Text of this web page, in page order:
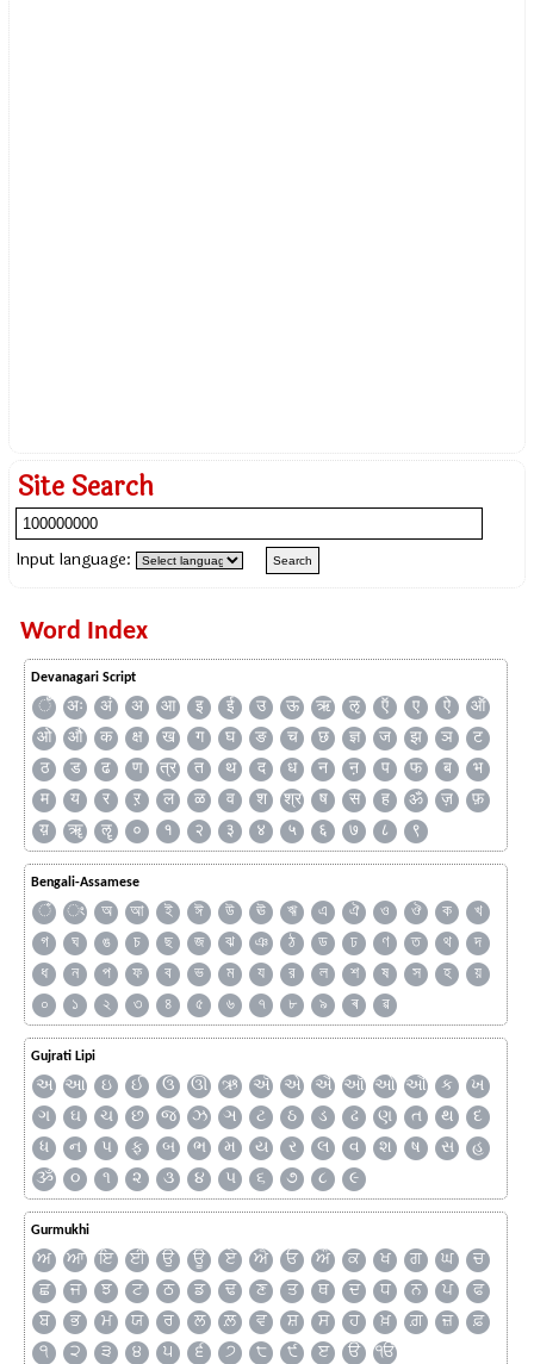
Site Search
Input language:
Word Index
Devanagari Script
ँ अः अं अ आ इ ई उ ऊ ऋ ऌ ऍ ए ऐ
ऑ
ओ
औ क क्ष ख ग घ ङ च छ ज्ञ ज झ ञ
ट
ठ
ड ढ ण त्र त थ द ध न ऩ प फ ब
भ
म
य र ऱ ल ळ व श श्र ष स ह ॐ ज़
फ़
य़
ॠ ॡ ० १ २ ३ ४ ५ ६ ७ ८ ९
Bengali-Assamese
ঁ ং অ আ ই ঈ উ ঊ ঋ এ ঐ ও ঔ ক
খ
গ
ঘ ঙ চ ছ জ ঝ ঞ ঠ ড ঢ ণ ত থ
দ
ধ
ন প ফ ব ভ ম য র ল শ ষ স হ
য়
০
১ ২ ৩ ৪ ৫ ৬ ৭ ৮ ৯ ৰ ৱ
Gujrati Lipi
અ આ ઇ ઈ ઉ ઊ ઋ ઍ એ ઐ ઑ ઓ ઔ ક
ખ
ગ
ઘ ચ છ જ ઝ ઞ ટ ઠ ડ ઢ ણ ત થ
દ
ધ
ન પ ફ બ ભ મ ય ર લ વ શ ષ સ
હ
ૐ
૦ ૧ ૨ ૩ ૪ ૫ ૬ ૭ ૮ ૯
Gurmukhi
ਅ ਆ ਇ ਈ ਉ ਊ ਏ ਐ ਓ ਔ ਕ ਖ ਗ ਘ
ਚ
ਛ
ਜ ਝ ਟ ਠ ਡ ਢ ਣ ਤ ਥ ਦ ਧ ਨ ਪ
ਫ
ਬ
ਭ ਮ ਯ ਰ ਲ ਲ਼ ਵ ਸ਼ ਸ ਹ ਖ਼ ਗ਼ ਜ਼
ਫ਼
੧
੨ ੩ ੪ ੫ ੬ ੭ ੮ ੯ ੲ ੳ ੴ